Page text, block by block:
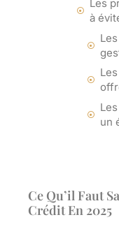
Les
à
un
Ce Qu’il Faut
Crédit En 2025